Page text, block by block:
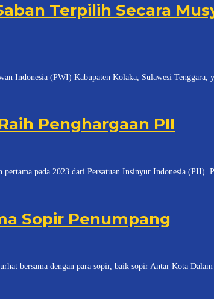
Terpilih Secara
(PWI) Kabupaten Kolaka, Sulawesi Tenggara,
Penghargaan PII
pada 2023 dari Persatuan Insinyur Indonesia (PII).
Sopir Penumpang
bersama dengan para sopir, baik sopir Antar Kota